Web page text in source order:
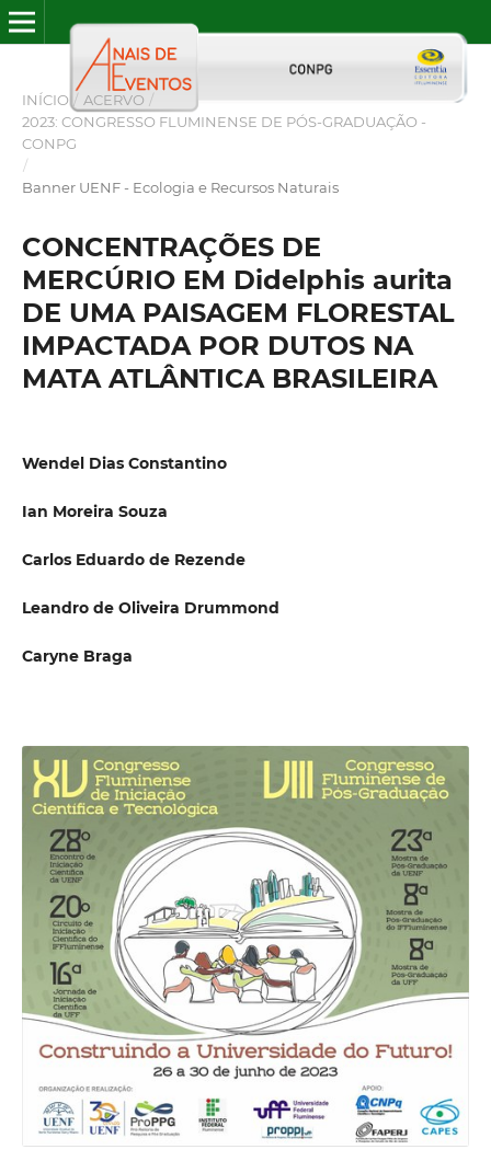
INÍCIO / ACERVO /
2023: CONGRESSO FLUMINENSE DE PÓS-GRADUAÇÃO -
CONPG
/
Banner UENF - Ecologia e Recursos Naturais
CONCENTRAÇÕES DE
MERCÚRIO EM Didelphis aurita
DE UMA PAISAGEM FLORESTAL
IMPACTADA POR DUTOS NA
MATA ATLÂNTICA BRASILEIRA
Wendel Dias Constantino
Ian Moreira Souza
Carlos Eduardo de Rezende
Leandro de Oliveira Drummond
Caryne Braga